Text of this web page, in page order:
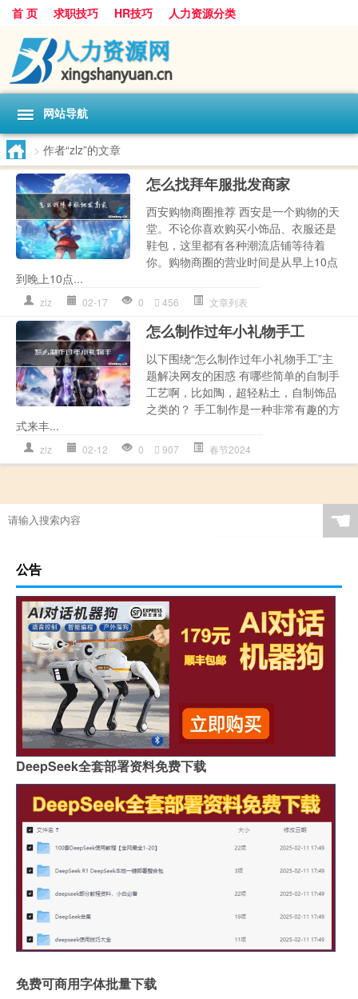
首 页 求职技巧 HR技巧 人力资源分类
网站导航
> 作者“zlz”的文章
怎么找拜年服批发商家
西安购物商圈推荐 西安是一个购物的天
堂。不论你喜欢购买小饰品、衣服还是
鞋包，这里都有各种潮流店铺等待着
你。购物商圈的营业时间是从早上10点
到晚上10点...
zlz 02-17 0 456 文章列表
怎么制作过年小礼物手工
以下围绕“怎么制作过年小礼物手工”主
题解决网友的困惑 有哪些简单的自制手
工艺啊，比如陶，超轻粘土，自制饰品
之类的？ 手工制作是一种非常有趣的方
式来丰...
zlz 02-12 0 907 春节2024
☚
公告
DeepSeek全套部署资料免费下载
免费可商用字体批量下载